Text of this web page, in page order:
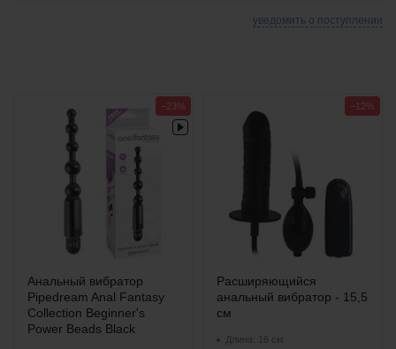
уведомить о поступлении
Анальный вибратор
Pipedream Anal Fantasy
Collection Beginner's
Power Beads Black
−23%
Расширяющийся
анальный вибратор - 15,5
см
Длина: 16 см
−12%